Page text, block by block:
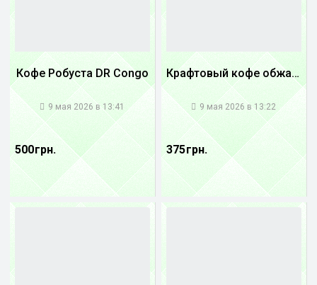
Кофе Робуста DR Congo
9 мая 2026 в 13:41
500 грн.
Крафтовый кофе обжареный купаж арабики 5...
9 мая 2026 в 13:22
375 грн.